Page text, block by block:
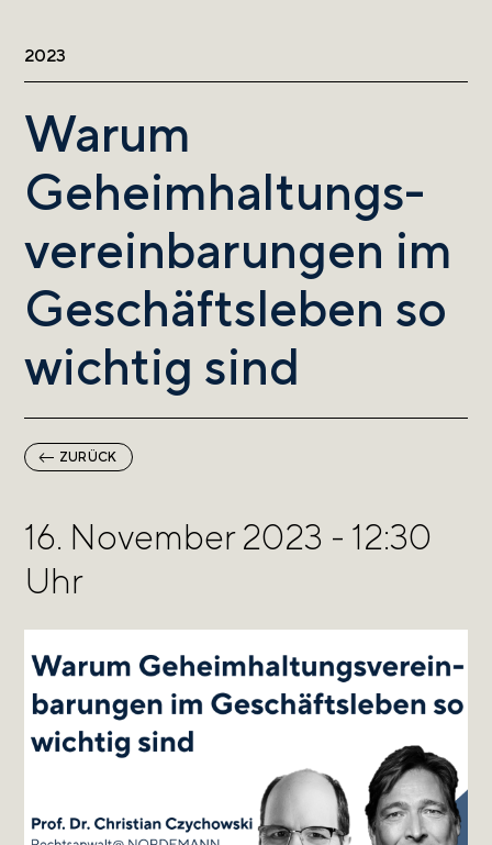
2023
Warum
Geheimhaltungs-
vereinbarungen im
Geschäftsleben so
wichtig sind
ZURÜCK
16. November 2023 - 12:30
Uhr